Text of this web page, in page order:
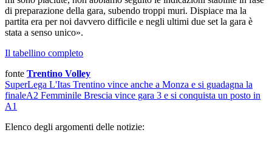
di preparazione della gara, subendo troppi muri. Dispiace ma la
partita era per noi davvero difficile e negli ultimi due set la gara è
stata a senso unico».
Il tabellino completo
fonte Trentino Volley
SuperLega L'Itas Trentino vince anche a Monza e si guadagna la
finaleA2 Femminile Brescia vince gara 3 e si conquista un posto in
A1
Elenco degli argomenti delle notizie: